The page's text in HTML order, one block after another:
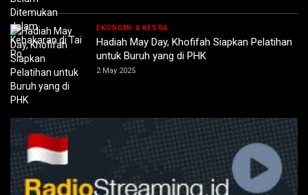
EKONOMI & KESRA
Hadiah May Day, Khofifah Siapkan Pelatihan
untuk Buruh yang di PHK
2 May 2025